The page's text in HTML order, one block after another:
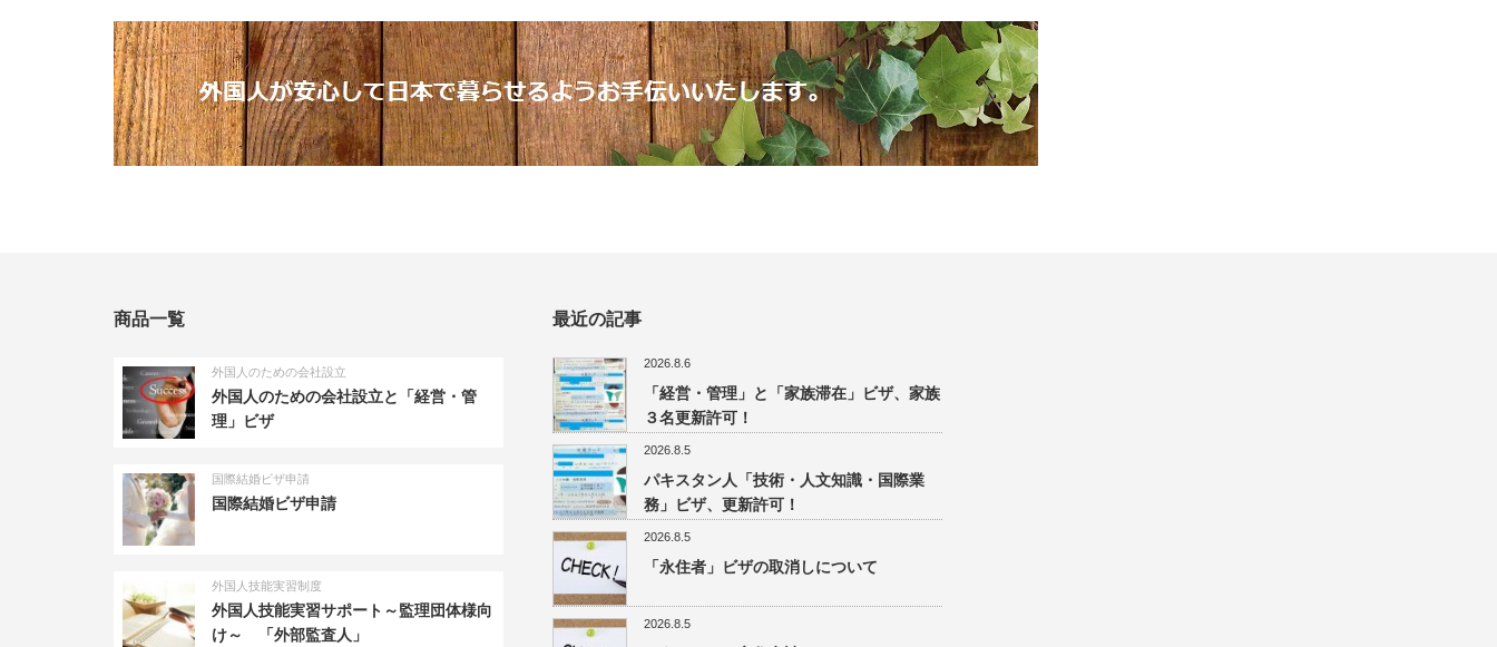
商品一覧
外国人のための会社設立
外国人のための会社設立と「経営・管
理」ビザ
国際結婚ビザ申請
国際結婚ビザ申請
外国人技能実習制度
外国人技能実習サポート～監理団体様向
け～ 「外部監査人」
最近の記事
2026.8.6
「経営・管理」と「家族滞在」ビザ、家族
３名更新許可！
2026.8.5
パキスタン人「技術・人文知識・国際業
務」ビザ、更新許可！
2026.8.5
「永住者」ビザの取消しについて
2026.8.5